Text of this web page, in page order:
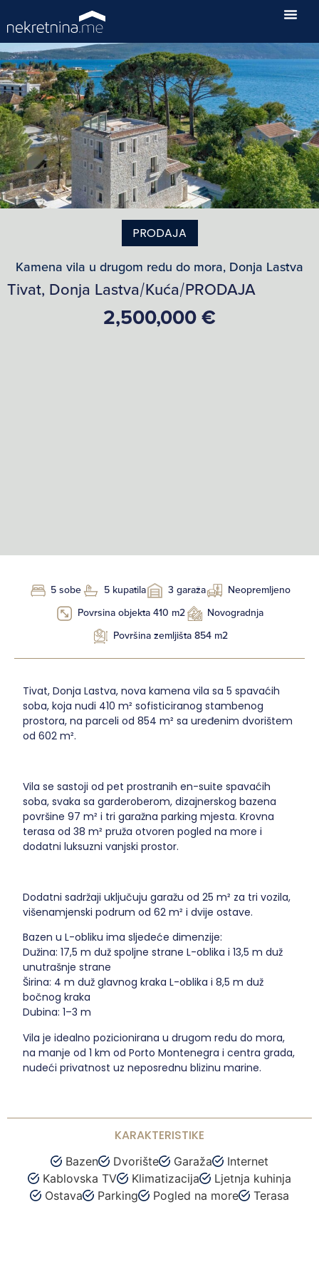
PRODAJA
Kamena vila u drugom redu do mora, Donja Lastva
Tivat, Donja Lastva/Kuća/PRODAJA
2,500,000 €
5 sobe 5 kupatila 3 garaža
Neopremljeno
Povrsina objekta 410 m2
Novogradnja
Površina zemljišta 854 m2
Tivat, Donja Lastva, nova kamena vila sa 5 spavaćih
soba, koja nudi 410 m² sofisticiranog stambenog
prostora, na parceli od 854 m² sa uređenim dvorištem
od 602 m².
Vila se sastoji od pet prostranih en-suite spavaćih
soba, svaka sa garderoberom, dizajnerskog bazena
površine 97 m² i tri garažna parking mjesta. Krovna
terasa od 38 m² pruža otvoren pogled na more i
dodatni luksuzni vanjski prostor.
Dodatni sadržaji uključuju garažu od 25 m² za tri vozila,
višenamjenski podrum od 62 m² i dvije ostave.
Bazen u L-obliku ima sljedeće dimenzije:
Dužina: 17,5 m duž spoljne strane L-oblika i 13,5 m duž
unutrašnje strane
Širina: 4 m duž glavnog kraka L-oblika i 8,5 m duž
bočnog kraka
Dubina: 1–3 m
Vila je idealno pozicionirana u drugom redu do mora,
na manje od 1 km od Porto Montenegra i centra grada,
nudeći privatnost uz neposrednu blizinu marine.
KARAKTERISTIKE
Bazen Dvorište Garaža
Internet
Kablovska TV
Klimatizacija
Ljetnja kuhinja
Ostava
Parking Pogled na more Terasa